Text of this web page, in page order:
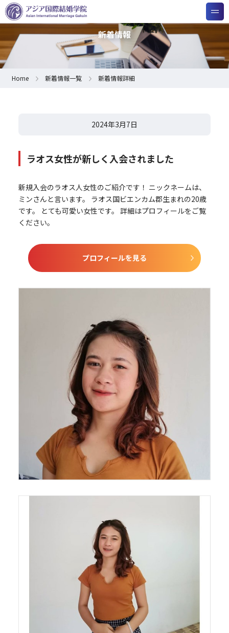
新着情報
Home 新着情報一覧 新着情報詳細
2024年3月7日
ラオス女性が新しく入会されました
新規入会のラオス人女性のご紹介です！ ニックネームは、
ミンさんと言います。 ラオス国ビエンカム郡生まれの20歳
です。 とても可愛い女性です。 詳細はプロフィールをご覧
ください。
プロフィールを見る